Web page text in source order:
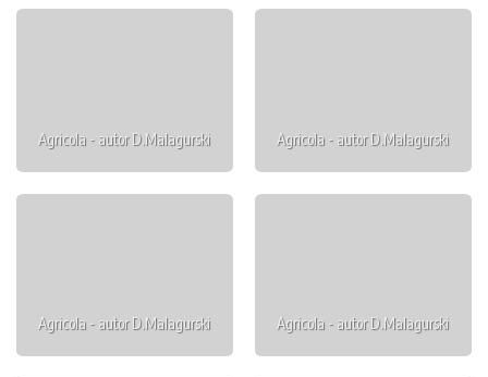
Agricola - autor D.Malagurski Agricola - autor D.Malagurski
Agricola - autor D.Malagurski Agricola - autor D.Malagurski